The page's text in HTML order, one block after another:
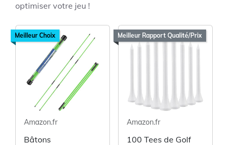
optimiser votre jeu !
Meilleur Choix
Amazon.fr
Bâtons
Meilleur Rapport Qualité/Prix
Amazon.fr
100 Tees de Golf